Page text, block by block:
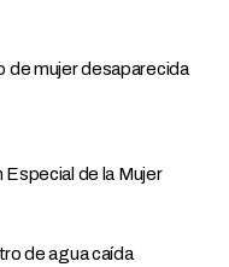
de mujer desaparecida
Especial de la Mujer
de agua caída